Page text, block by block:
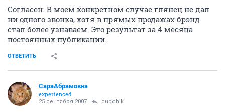
Согласен. В моем конкретном случае глянец не дал
ни одного звонка, хотя в прямых продажах брэнд
стал более узнаваем. Это результат за 4 месяца
постоянных публикаций.
ОТВЕТИТЬ
СараАбрамовна
experienced
25 сентября 2007 dubchik